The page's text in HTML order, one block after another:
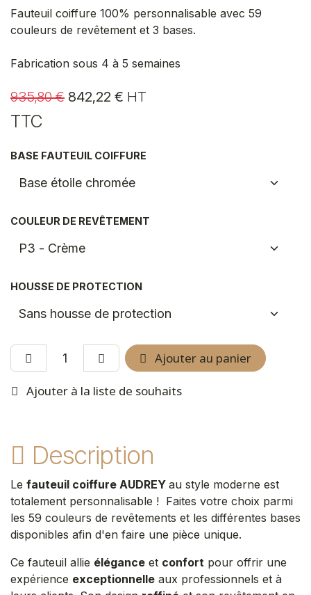
Fauteuil coiffure 100% personnalisable avec 59
couleurs de revêtement et 3 bases.
Fabrication sous 4 à 5 semaines
935,80€ 842,22 € HT
TTC
BASE FAUTEUIL COIFFURE
COULEUR DE REVÊTEMENT
HOUSSE DE PROTECTION
Ajouter au panier
Ajouter à la liste de souhaits
Description
Le fauteuil coiffure AUDREY au style moderne est
totalement personnalisable ! Faites votre choix parmi
les 59 couleurs de revêtements et les différentes bases
disponibles afin d'en faire une pièce unique.
Ce fauteuil allie élégance et confort pour offrir une
expérience exceptionnelle aux professionnels et à